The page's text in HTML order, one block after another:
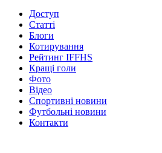
Доступ
Статті
Блоги
Котирування
Рейтинг IFFHS
Кращі голи
Фото
Відео
Спортивні новини
Футбольні новини
Контакти